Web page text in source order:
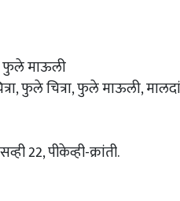
फुले माऊली
फुले चित्रा, फुले माऊली,
22, पीकेव्ही-क्रांती.